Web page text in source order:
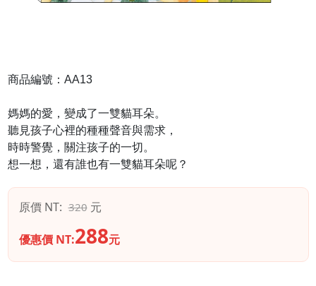
商品編號：AA13
媽媽的愛，變成了一雙貓耳朵。
聽見孩子心裡的種種聲音與需求，
時時警覺，關注孩子的一切。
想一想，還有誰也有一雙貓耳朵呢？
原價 NT: 320元
優惠價 NT:288元